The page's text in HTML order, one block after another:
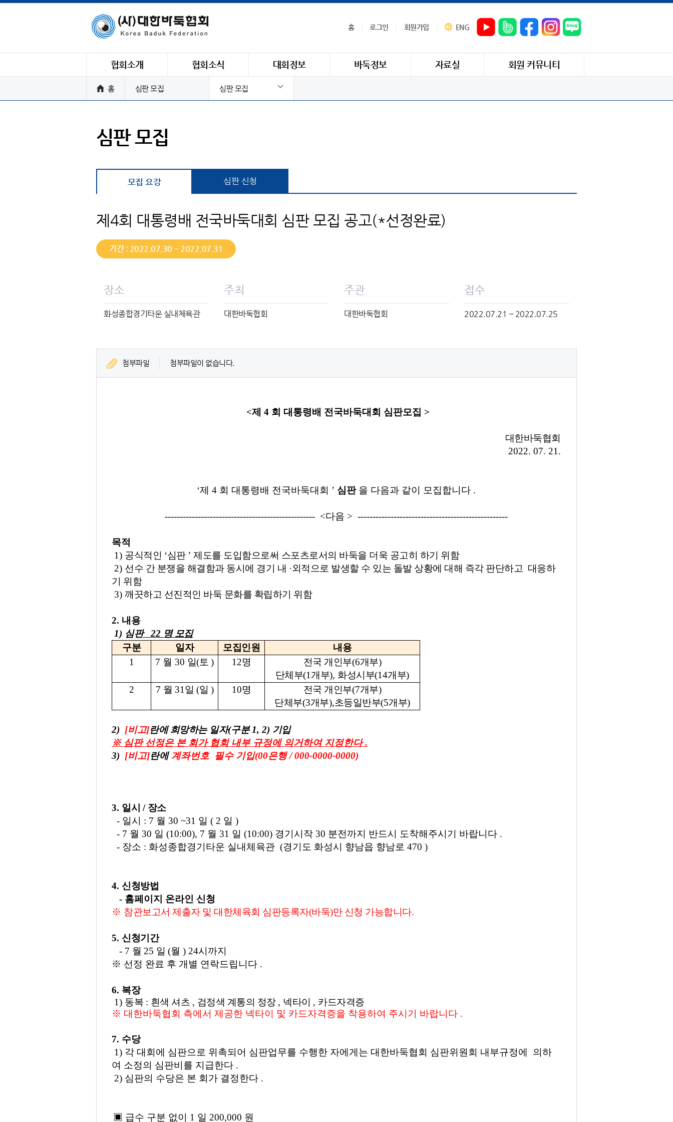
홈 로그인 회원가입 ENG
협회소개 협회소식 대회정보 바둑정보 자료실 회원 커뮤니티
홈 심판 모집 심판 모집
심판 모집
모집 요강 심판 신청
제4회 대통령배 전국바둑대회 심판 모집 공고(*선정완료)
기간 : 2022.07.30 ~ 2022.07.31
장소
화성종합경기타운 실내체육관
주최
대한바둑협회
주관
대한바둑협회
접수
2022.07.21 ~ 2022.07.25
첨부파일 첨부파일이 없습니다.
<제 4 회 대통령배 전국바둑대회 심판모집 >
대한바둑협회
2022. 07. 21.
‘제 4 회 대통령배 전국바둑대회 ’ 심판 을 다음과 같이 모집합니다 .
-------------------------------------------------- <다음 > --------------------------------------------------
목적
1) 공식적인 ‘심판 ’ 제도를 도입함으로써 스포츠로서의 바둑을 더욱 공고히 하기 위함
2) 선수 간 분쟁을 해결함과 동시에 경기 내 ·외적으로 발생할 수 있는 돌발 상황에 대해 즉각 판단하고
대응하
기 위함
3) 깨끗하고 선진적인 바둑 문화를 확립하기 위함
2. 내용
1) 심판 22 명 모집
구분
일자 모집인원
내용
1
7 월 30 일(토 ) 12명 전국 개인부(6개부)
단체부(1 개부), 화성시부(14개부)
2
7 월 31 일 (일 ) 10명 전국 개인부(7개부)
단체부(3개부),초등일반부(5개부)
2) [비고]란에 희망하는 일자(구분 1, 2) 기입
※ ​​ 심판 선정은 본 회가 협회 내부 규정에 의거하여 지정한다.
3) [비고]란에 계좌번호 필수 기입(00은행/ 000-0000-0000)
3. 일시 / 장소
- 일시 : 7 월 30 ~31 일 ( 2 일 )
- 7 월 30 일 (10:00), 7 월 31 일 (10:00) 경기 시작 30 분전까지 반드시 도착해주시기 바랍니다 .
- 장소 : 화성종합경기타운 실내체육관 (경기도 화성시 향남읍 향남로 470 )
4. 신청방법
- 홈페이지 온라인 신청
※ 참관보고서 제출자 및 대한체육회 심판등록자(바둑)만 신청 가능합니다.
5. 신청기간
- 7 월 25 일 (월 ) 24시까지
※ 선정 완료 후 개별 연락드립니다 .
6. 복장
1) 동복 : 흰색 셔츠 , 검정색 계통의 정장 , 넥타이 , 카드자격증
※ 대한바둑협회 측에서 제공한 넥타이 및 카드자격증을 착용하여 주시기 바랍니다 .
7. 수당
1) 각 대회에 심판으로 위촉되어 심판업무를 수행한 자에게는 대한바둑협회 심판위원회 내부규정에
의하
여 소정의 심판비를 지급한다 .
2) 심판의 수당은 본 회가 결정한다 .
▣ 급수 구분 없이 1 일 200,000 원